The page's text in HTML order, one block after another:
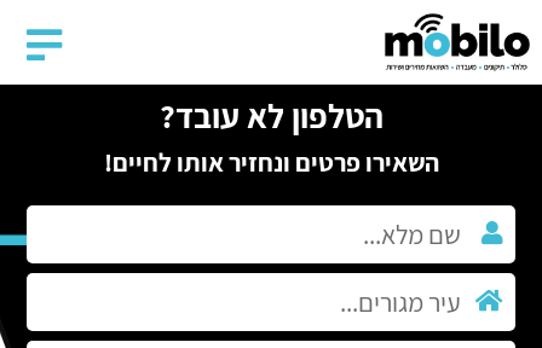
הטלפון לא עובד?
השאירו פרטים ונחזיר אותו לחיים!